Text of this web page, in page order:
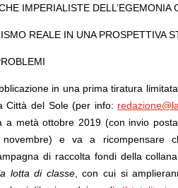
IMPERIALISTE DELL’EGEMONIA
REALE IN UNA PROSPETTIVA
in una prima tiratura
Città del Sole (per info:
a metà ottobre 2019 (con invio
novembre) e va a ricompensare
di raccolta fondi della
lotta di classe, con cui si